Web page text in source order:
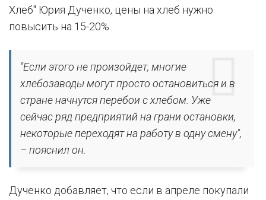
Хлеб" Юрия Дученко, цены на хлеб нужно
повысить на 15-20%.
"Если этого не произойдет, многие
хлебозаводы могут просто остановиться и в
стране начнутся перебои с хлебом. Уже
сейчас ряд предприятий на грани остановки,
некоторые переходят на работу в одну смену",
– пояснил он.
Дученко добавляет, что если в апреле покупали